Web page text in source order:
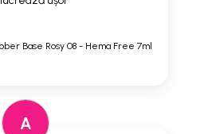
Base Rosy 08 - Hema Free 7ml
A